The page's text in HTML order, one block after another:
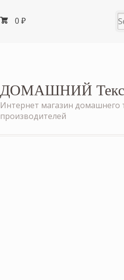
0 ₽
ДОМАШНИЙ
Интернет магазин домашнего
производителей